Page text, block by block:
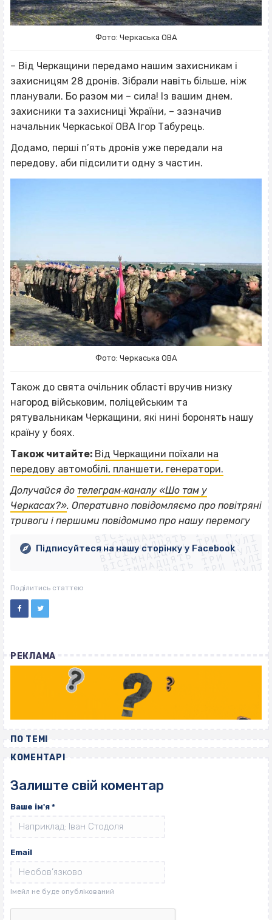
Фото: Черкаська ОВА
– Від Черкащини передамо нашим захисникам і
захисницям 28 дронів. Зібрали навіть більше, ніж
планували. Бо разом ми – сила! Із вашим днем,
захисники та захисниці України, – зазначив
начальник Черкаської ОВА Ігор Табурець.
Додамо, перші п’ять дронів уже передали на
передову, аби підсилити одну з частин.
Фото: Черкаська ОВА
Також до свята очільник області вручив низку
нагород військовим, поліцейським та
рятувальникам Черкащини, які нині боронять нашу
країну у боях.
Також читайте: Від Черкащини поїхали на
передову автомобілі, планшети, генератори.
Долучайся до телеграм‐каналу «Шо там у
Черкасах?». Оперативно повідомляємо про повітряні
тривоги і першими повідомимо про нашу перемогу
ВІСІМНАДЦЯТЬ ТРИ НУЛІ
ВІСІМНАДЦЯТЬ ТРИ НУЛІ
ВІСІМНАДЦЯТЬ ТРИ НУЛІ
ВІСІМНАДЦЯТЬ ТРИ НУЛІ
ВІСІМНАДЦЯТЬ ТРИ НУЛІ
ВІСІМНАДЦЯТЬ ТРИ НУЛІ
ВІСІМНАДЦЯТЬ ТРИ НУЛІ
ВІСІМНАДЦЯТЬ ТРИ НУЛІ
Підписуйтеся на нашу сторінку у Facebook
Поділитись статтею
РЕКЛАМА
ПО ТЕМІ
КОМЕНТАРІ
Залиште свій коментар
Ваше ім'я *
Email